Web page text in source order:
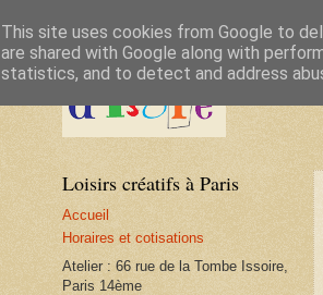
Loisirs créatifs à Paris
Accueil
Horaires et cotisations
Atelier : 66 rue de la Tombe Issoire,
Paris 14ème
This site uses cookies from Google to
are shared with Google along with
statistics, and to detect and address